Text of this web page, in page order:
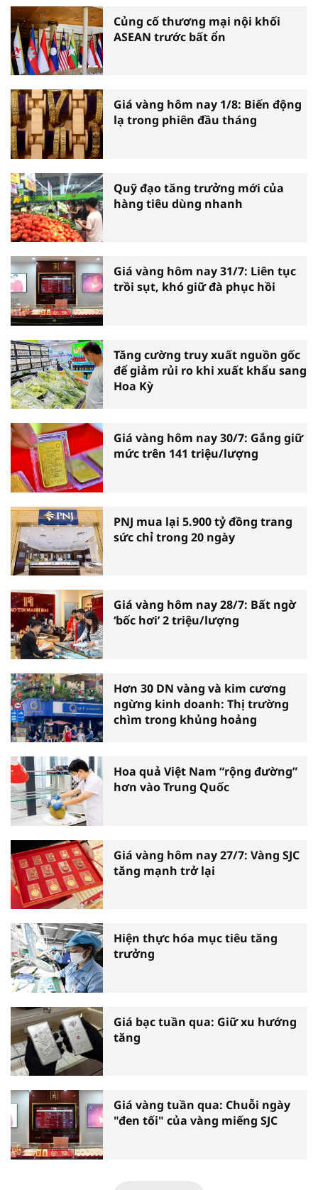
Củng cố thương mại nội khối
ASEAN trước bất ổn
Giá vàng hôm nay 1/8: Biến động
lạ trong phiên đầu tháng
Quỹ đạo tăng trưởng mới của
hàng tiêu dùng nhanh
Giá vàng hôm nay 31/7: Liên tục
trồi sụt, khó giữ đà phục hồi
Tăng cường truy xuất nguồn gốc
để giảm rủi ro khi xuất khẩu sang
Hoa Kỳ
Giá vàng hôm nay 30/7: Gắng giữ
mức trên 141 triệu/lượng
PNJ mua lại 5.900 tỷ đồng trang
sức chỉ trong 20 ngày
Giá vàng hôm nay 28/7: Bất ngờ
‘bốc hơi’ 2 triệu/lượng
Hơn 30 DN vàng và kim cương
ngừng kinh doanh: Thị trường
chìm trong khủng hoảng
Hoa quả Việt Nam “rộng đường”
hơn vào Trung Quốc
Giá vàng hôm nay 27/7: Vàng SJC
tăng mạnh trở lại
Hiện thực hóa mục tiêu tăng
trưởng
Giá bạc tuần qua: Giữ xu hướng
tăng
Giá vàng tuần qua: Chuỗi ngày
"đen tối" của vàng miếng SJC